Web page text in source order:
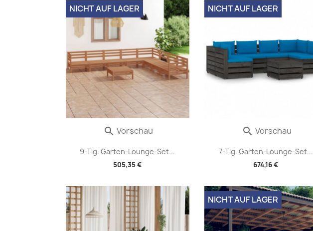
9-Tlg. Garten-Lounge-Set...
505,35 €
NICHT AUF LAGER
 Vorschau
7-Tlg. Garten-Lounge-Set...
674,16 €
NICHT AUF LAGER
 Vorschau
NICHT AUF LAGER